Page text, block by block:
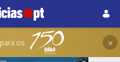
para os ×